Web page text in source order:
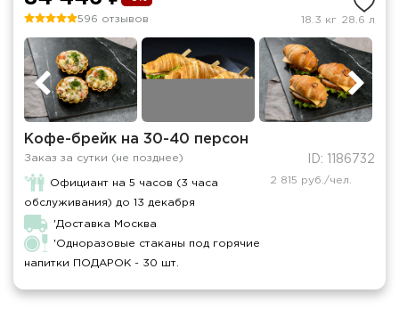
596 отзывов 18.3 кг 28.6 л
Кофе-брейк на 30-40 персон
Заказ за сутки (не позднее) ID: 1186732
Официант на 5 часов (3 часа
обслуживания) до 13 декабря
'Доставка Москва
'Одноразовые стаканы под горячие
напитки ПОДАРОК - 30 шт.
2 815 руб./чел.